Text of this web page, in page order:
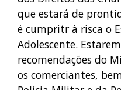
que estará de
é cumpritr à risca o
Adolescente.
recomendações do
os comerciantes,